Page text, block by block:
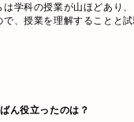
は学科の授業が山ほどあり
、授業を理解することと試
ん役立ったのは？